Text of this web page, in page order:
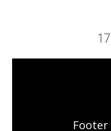
Footer